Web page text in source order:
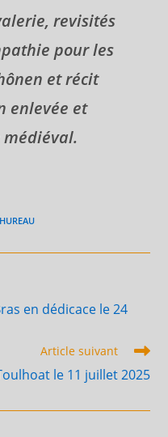
revisités
pour les
et récit
enlevée et
en dédicace le 24
Article suivant
le 11 juillet 2025